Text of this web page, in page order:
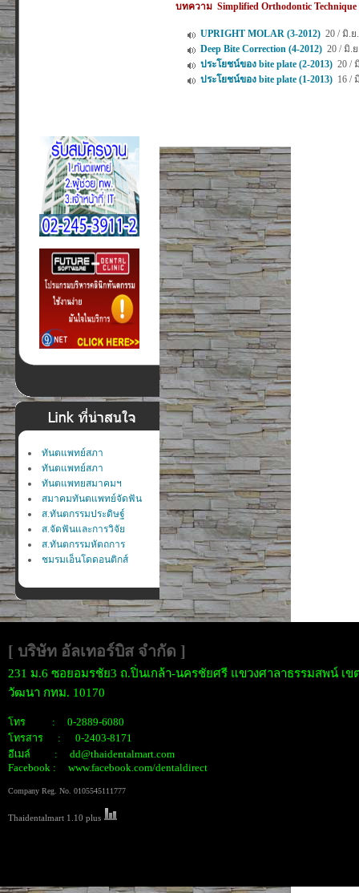
ทันตแพทย์สภา
ทันตแพทย์สภา
ทันตแพทยสมาคมฯ
สมาคมทันตแพทย์จัดฟัน
ส.ทันตกรรมประดิษฐ์
ส.จัดฟันและการวิจัย
ส.ทันตกรรมหัตถการ
ชมรมเอ็นโดดอนติกส์
บทความ Simplified Orthodontic
UPRIGHT MOLAR (3-2012) 20 / มิ.ย
Deep Bite Correction (4-2012) 20 / มิ.
ประโยชน์ของ bite plate (2-2013) 20 /
ประโยชน์ของ bite plate (1-2013) 16 /
[ บริษัท อัลเทอร์บิส จำกัด ]
231 ม.6 ซอยอมรชัย3 ถ.ปิ่นเกล้า-นครชัยศรี แขวงศาลาธรรมสพน์ เข
วัฒนา กทม. 10170
โทร : 0-2889-6080
โทรสาร : 0-2403-8171
อีเมล์ : dd@thaidentalmart.com
Facebook : www.facebook.com/dentaldirect
Company Reg. No. 0105545111777
Thaidentalmart 1.10 plus